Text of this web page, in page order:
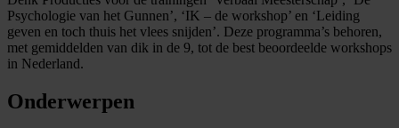
Psychologie van het Gunnen’, ‘IK – de workshop’ en ‘Leiding
geven en toch thuis het vlees snijden’. Deze programma’s behoren,
met gemiddelden van dik in de 9, tot de best beoordeelde workshops
in Nederland.
Onderwerpen